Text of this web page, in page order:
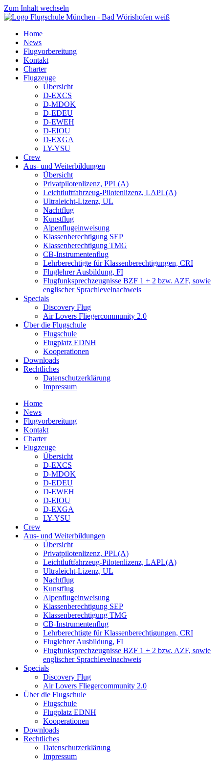
Zum Inhalt wechseln
Home
News
Flugvorbereitung
Kontakt
Charter
Flugzeuge
Übersicht
D-EXCS
D-MDOK
D-EDEU
D-EWEH
D-EIOU
D-EXGA
LY-YSU
Crew
Aus- und Weiterbildungen
Übersicht
Privatpilotenlizenz, PPL(A)
Leichtluftfahrzeug-Pilotenlizenz, LAPL(A)
Ultraleicht-Lizenz, UL
Nachtflug
Kunstflug
Alpenflugeinweisung
Klassenberechtigung SEP
Klassenberechtigung TMG
CB-Instrumentenflug
Lehrberechtigte für Klassenberechtigungen, CRI
Fluglehrer Ausbildung, FI
Flugfunksprechzeugnisse BZF 1 + 2 bzw. AZF, sowie
englischer Sprachlevelnachweis
Specials
Discovery Flug
Air Lovers Fliegercommunity 2.0
Über die Flugschule
Flugschule
Flugplatz EDNH
Kooperationen
Downloads
Rechtliches
Datenschutzerklärung
Impressum
Home
News
Flugvorbereitung
Kontakt
Charter
Flugzeuge
Übersicht
D-EXCS
D-MDOK
D-EDEU
D-EWEH
D-EIOU
D-EXGA
LY-YSU
Crew
Aus- und Weiterbildungen
Übersicht
Privatpilotenlizenz, PPL(A)
Leichtluftfahrzeug-Pilotenlizenz, LAPL(A)
Ultraleicht-Lizenz, UL
Nachtflug
Kunstflug
Alpenflugeinweisung
Klassenberechtigung SEP
Klassenberechtigung TMG
CB-Instrumentenflug
Lehrberechtigte für Klassenberechtigungen, CRI
Fluglehrer Ausbildung, FI
Flugfunksprechzeugnisse BZF 1 + 2 bzw. AZF, sowie
englischer Sprachlevelnachweis
Specials
Discovery Flug
Air Lovers Fliegercommunity 2.0
Über die Flugschule
Flugschule
Flugplatz EDNH
Kooperationen
Downloads
Rechtliches
Datenschutzerklärung
Impressum